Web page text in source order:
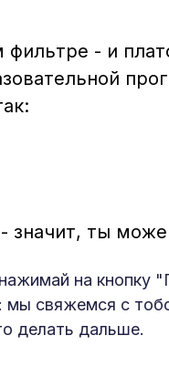
фильтре - и
значит, ты
на кнопку
свяжемся с
делать дальше.